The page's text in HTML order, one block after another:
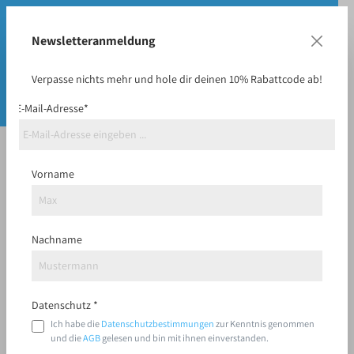
Discgolf
Newsletteranmeldung
Verpasse nichts mehr und hole dir deinen 10% Rabattcode ab!
E-Mail-Adresse*
Vorname
Nachname
Datenschutz *
Ich habe dieDatenschutzbestimmungenzur Kenntnis genommen
und dieAGBgelesen und bin mit ihnen einverstanden.